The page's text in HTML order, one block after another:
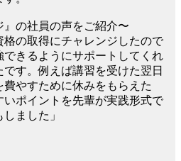
』の社員の声をご紹介〜
格の取得にチャレンジしたので
できるようにサポートしてくれ
す。例えば講習を受けた翌日
費やすために休みをもらえた
いポイントを先輩が実践形式で
ました」